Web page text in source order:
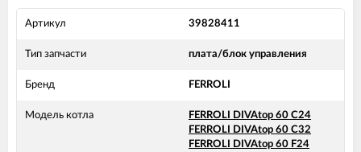
Артикул 39828411
Тип запчасти плата/блок управления
Бренд FERROLI
Модель котла
FERROLI DIVAtop 60 C24
FERROLI DIVAtop 60 C32
FERROLI DIVAtop 60 F24